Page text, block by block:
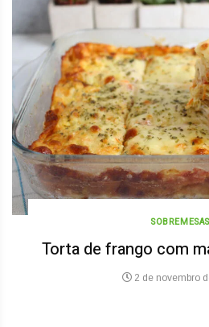
SOBREMESAS
Torta de frango com
2 de novembro